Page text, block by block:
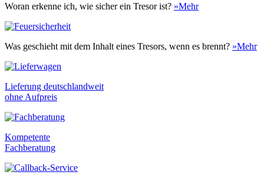
Woran erkenne ich, wie sicher ein Tresor ist? »Mehr
Was geschieht mit dem Inhalt eines Tresors, wenn es brennt? »Mehr
Lieferung deutschlandweit
ohne Aufpreis
Kompetente
Fachberatung